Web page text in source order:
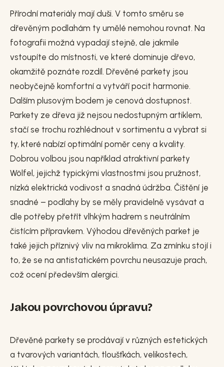
Přírodní materiály mají duši. V tomto směru se
dřevěným podlahám ty umělé nemohou rovnat. Na
fotografii možná vypadají stejně, ale jakmile
vstoupíte do místnosti, ve které dominuje dřevo,
okamžitě poznáte rozdíl. Dřevěné parkety jsou
neobyčejně komfortní a vytváří pocit harmonie.
Dalším plusovým bodem je cenová dostupnost.
Parkety ze dřeva již nejsou nedostupným artiklem,
stačí se trochu rozhlédnout v sortimentu a vybrat si
ty, které nabízí optimální poměr ceny a kvality.
Dobrou volbou jsou například atraktivní parkety
Wölfel, jejichž typickými vlastnostmi jsou pružnost,
nízká elektrická vodivost a snadná údržba. Čištění je
snadné – podlahy by se měly pravidelně vysávat a
dle potřeby přetřít vlhkým hadrem s neutrálním
čistícím přípravkem. Výhodou dřevěných parket je
také jejich příznivý vliv na mikroklima. Za zmínku stojí i
to, že se na antistatickém povrchu neusazuje prach,
což ocení především alergici.
Jakou povrchovou úpravu?
Dřevěné parkety se prodávají v různých estetických
a tvarových variantách, tloušťkách, velikostech,